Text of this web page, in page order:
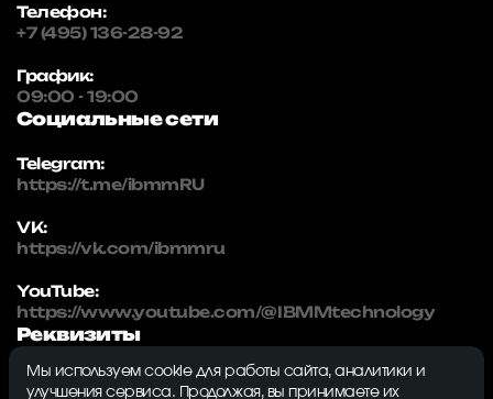
Телефон:
+7 (495) 136-28-92
График:
09:00 - 19:00
Социальные сети
Telegram:
https://t.me/ibmmRU
VK:
https://vk.com/ibmmru
YouTube:
https://www.youtube.com/@IBMMtechnology
Реквизиты
IBMM | technology
Мы используем cookie для работы сайта, аналитики и
улучшения сервиса. Продолжая, вы принимаете их